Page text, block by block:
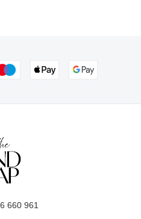
660 961